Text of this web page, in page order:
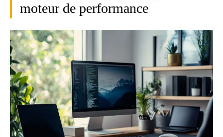
moteur de performance